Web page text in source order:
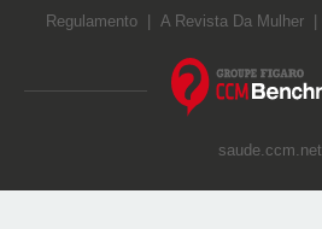
Regulamento
A Revista Da Mulher
saude.ccm.net